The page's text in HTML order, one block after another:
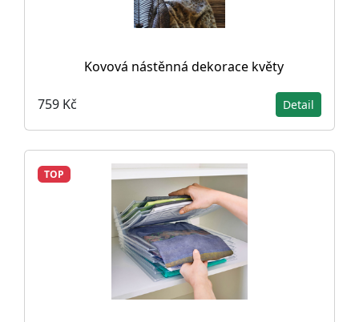
Kovová nástěnná dekorace květy
759 Kč Detail
TOP